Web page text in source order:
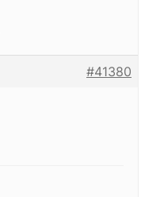
#41380